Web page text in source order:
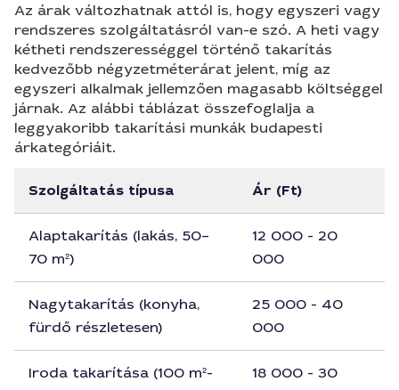
Az árak változhatnak attól is, hogy egyszeri vagy
rendszeres szolgáltatásról van-e szó. A heti vagy
kétheti rendszerességgel történő takarítás
kedvezőbb négyzetméterárat jelent, míg az
egyszeri alkalmak jellemzően magasabb költséggel
járnak. Az alábbi táblázat összefoglalja a
leggyakoribb takarítási munkák budapesti
árkategóriáit.
Szolgáltatás típusa Ár (Ft)
Alaptakarítás (lakás, 50–
70 m²)
12 000 - 20
000
Nagytakarítás (konyha,
fürdő részletesen)
25 000 - 40
000
Iroda takarítása (100 m²-
18 000 - 30